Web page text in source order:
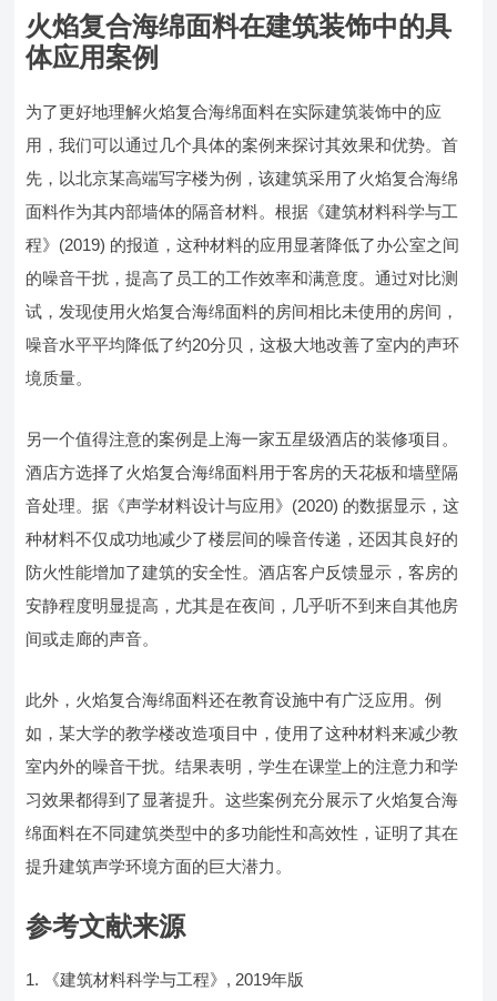
火焰复合海绵面料在建筑装饰中的具
体应用案例
为了更好地理解火焰复合海绵面料在实际建筑装饰中的应
用，我们可以通过几个具体的案例来探讨其效果和优势。首
先，以北京某高端写字楼为例，该建筑采用了火焰复合海绵
面料作为其内部墙体的隔音材料。根据《建筑材料科学与工
程》(2019) 的报道，这种材料的应用显著降低了办公室之间
的噪音干扰，提高了员工的工作效率和满意度。通过对比测
试，发现使用火焰复合海绵面料的房间相比未使用的房间，
噪音水平平均降低了约20分贝，这极大地改善了室内的声环
境质量。
另一个值得注意的案例是上海一家五星级酒店的装修项目。
酒店方选择了火焰复合海绵面料用于客房的天花板和墙壁隔
音处理。据《声学材料设计与应用》(2020) 的数据显示，这
种材料不仅成功地减少了楼层间的噪音传递，还因其良好的
防火性能增加了建筑的安全性。酒店客户反馈显示，客房的
安静程度明显提高，尤其是在夜间，几乎听不到来自其他房
间或走廊的声音。
此外，火焰复合海绵面料还在教育设施中有广泛应用。例
如，某大学的教学楼改造项目中，使用了这种材料来减少教
室内外的噪音干扰。结果表明，学生在课堂上的注意力和学
习效果都得到了显著提升。这些案例充分展示了火焰复合海
绵面料在不同建筑类型中的多功能性和高效性，证明了其在
提升建筑声学环境方面的巨大潜力。
参考文献来源
《建筑材料科学与工程》, 2019年版